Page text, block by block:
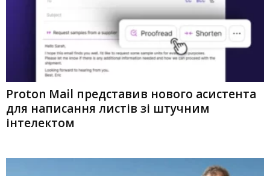
Proton Mail представив нового асистента
для написання листів зі штучним
інтелектом